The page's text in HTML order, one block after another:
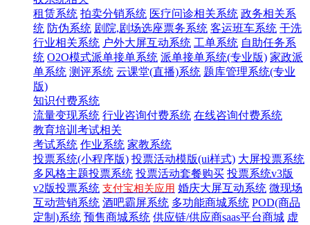
租赁系统 拍卖分销系统 医疗问诊相关系统 政务相关系
统 防伪系统 剧院,剧场选座票务系统 客运班车系统 干洗
行业相关系统 户外大屏互动系统 工单系统 自助任务系
统 O2O模式派单接单系统 派单接单系统(专业版) 家政派
单系统 测评系统 云课堂(直播)系统 题库管理系统(专业
版)
知识付费系统
流量变现系统 行业咨询付费系统 在线咨询付费系统
教育培训考试相关
考试系统 作业系统 家教系统
投票系统(小程序版) 投票活动模版(ui样式) 大屏投票系统
多风格主题投票系统 投票活动套餐购买 投票系统v3版
v2版投票系统 支付宝相关应用 婚庆大屏互动系统 微现场
互动营销系统 酒吧霸屏系统 多功能商城系统 POD(商品
定制)系统 预售商城系统 供应链/供应商saas平台商城 虚